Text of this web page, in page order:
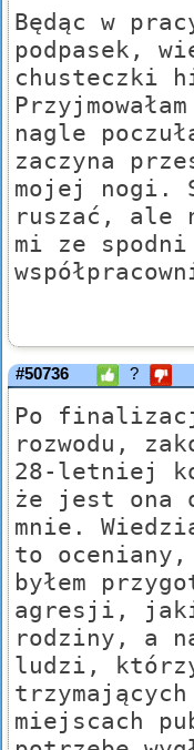
Będąc w
podpasek,
chusteczki
nagle
zaczyna
mojej nogi.
ruszać, ale
mi ze spodni
#50736 ?
Po
rozwodu,
28-letniej
że jest ona
mnie.
to oceniany,
byłem
agresji, jaki
rodziny, a
ludzi,
miejscach